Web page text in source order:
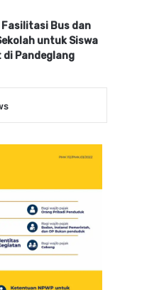
Fasilitasi Bus dan
untuk Siswa
di Pandeglang